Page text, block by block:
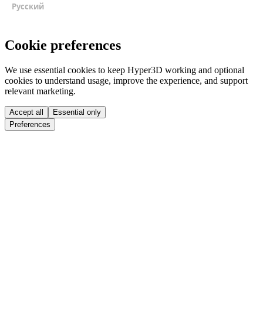
Русский
Cookie preferences
We use essential cookies to keep Hyper3D working and optional
cookies to understand usage, improve the experience, and support
relevant marketing.
Accept all
Essential only
Preferences